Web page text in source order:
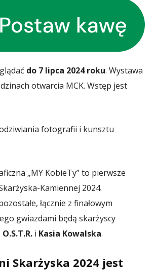
do 7 lipca 2024 roku. Wystawa
otwarcia MCK. Wstęp jest
fotografii i kunsztu
„MY KobieTy” to pierwsze
Kamiennej 2024.
łącznie z finałowym
gwiazdami będą skarżyscy
O.S.T.R. i Kasia Kowalska.
Skarżyska 2024 jest